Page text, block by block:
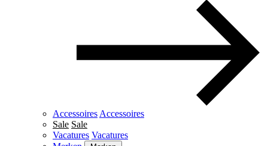
Accessoires Accessoires
Sale Sale
Vacatures Vacatures